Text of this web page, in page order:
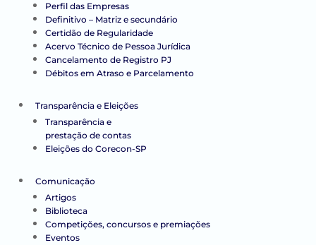
Perfil das Empresas
Definitivo – Matriz e secundário
Certidão de Regularidade
Acervo Técnico de Pessoa Jurídica
Cancelamento de Registro PJ
Débitos em Atraso e Parcelamento
Transparência e Eleições
Transparência e
prestação de contas
Eleições do Corecon-SP
Comunicação
Artigos
Biblioteca
Competições, concursos e premiações
Eventos